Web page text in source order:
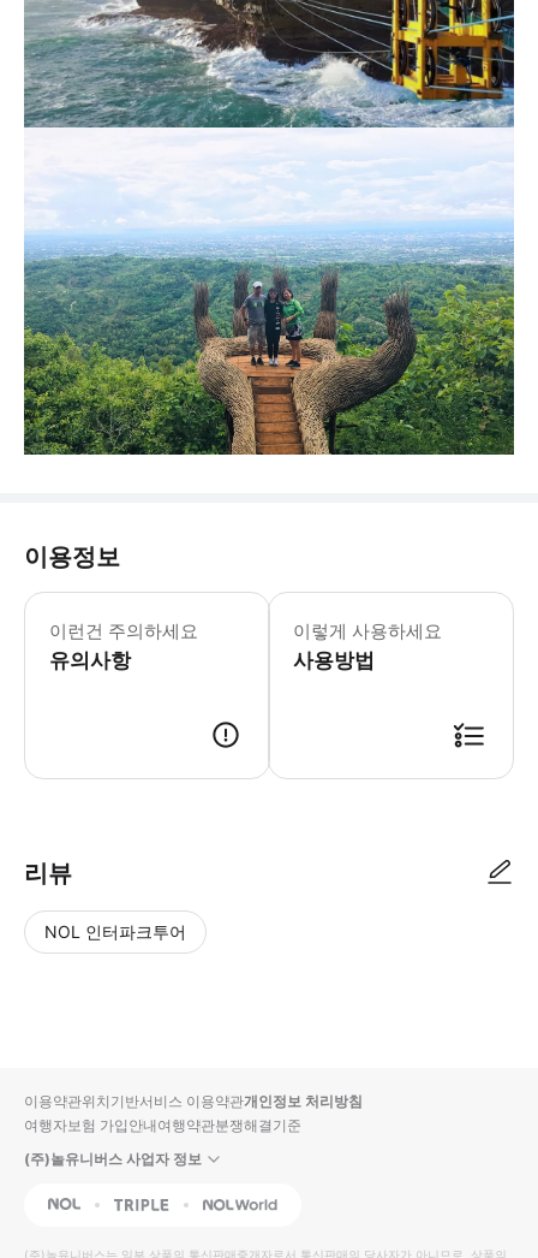
이용정보
이런건 주의하세요
유의사항
이렇게 사용하세요
사용방법
리뷰
NOL 인터파크투어
입니
다.
높
동
순
상
이용약관위치기반서비스 이용약관개인정보 처리방침
여행자보험 가입안내여행약관분쟁해결기준
(주)놀유니버스 사업자 정보
NOL Triple Interpark Global
(주)놀유니버스는 일부 상품의 통신판매중개자로서 통신판매의 당사자가 아니므로, 상품의